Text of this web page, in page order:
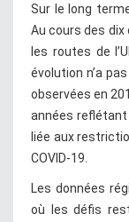
Sur le long
Au cours des dix
les routes de
évolution n’a
observées en
années reflétant
liée aux
COVID-19.
Les données
où les défis